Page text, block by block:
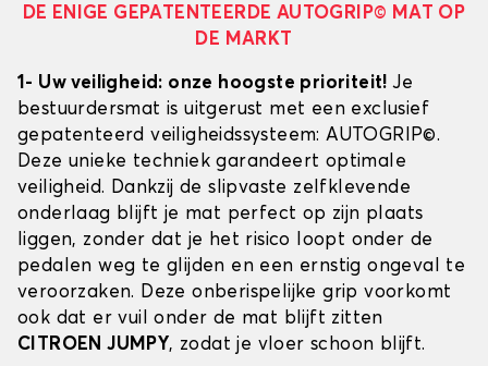
DE ENIGE GEPATENTEERDE AUTOGRIP© MAT OP
DE MARKT
1- Uw veiligheid: onze hoogste prioriteit!Je
bestuurdersmat is uitgerust met een exclusief
gepatenteerd veiligheidssysteem: AUTOGRIP©.
Deze unieke techniek garandeert optimale
veiligheid. Dankzij de slipvaste zelfklevende
onderlaag blijft je mat perfect op zijn plaats
liggen, zonder dat je het risico loopt onder de
pedalen weg te glijden en een ernstig ongeval te
veroorzaken. Deze onberispelijke grip voorkomt
ook dat er vuil onder de mat blijft zitten
CITROEN JUMPY, zodat je vloer schoon blijft.